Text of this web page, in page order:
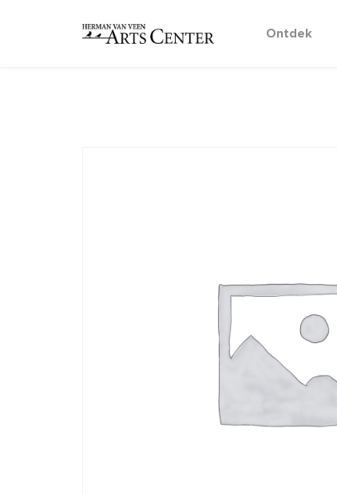
Ontdek